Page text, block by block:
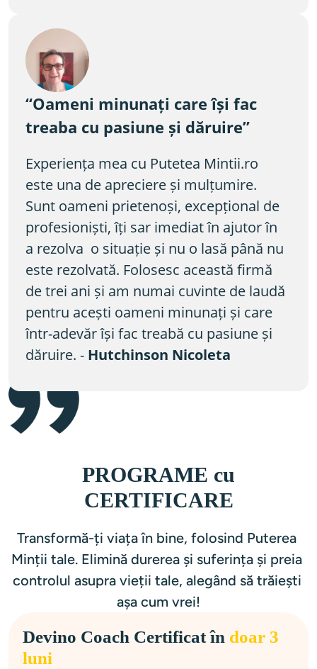
“Oameni minunați care își fac
treaba cu pasiune și dăruire”
Experiența mea cu Putetea Mintii.ro
este una de apreciere și mulțumire.
Sunt oameni prietenoși, excepțional de
profesioniști, îți sar imediat în ajutor în
a rezolva  o situație și nu o lasă până nu
este rezolvată. Folosesc această firmă
de trei ani și am numai cuvinte de laudă
pentru acești oameni minunați și care
într-adevăr își fac treabă cu pasiune și
dăruire. - Hutchinson Nicoleta
PROGRAME cu
CERTIFICARE
Transformă-ți viața în bine, folosind Puterea
Minții tale. Elimină durerea și suferința și preia
controlul asupra vieții tale, alegând să trăiești
așa cum vrei!
Devino Coach Certificat în doar 3
luni